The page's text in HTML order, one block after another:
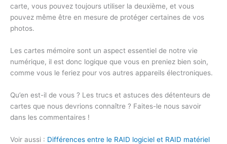
carte, vous pouvez toujours utiliser la deuxième, et vous
pouvez même être en mesure de protéger certaines de vos
photos.
Les cartes mémoire sont un aspect essentiel de notre vie
numérique, il est donc logique que vous en preniez bien soin,
comme vous le feriez pour vos autres appareils électroniques.
Qu’en est-il de vous ? Les trucs et astuces des détenteurs de
cartes que nous devrions connaître ? Faites-le nous savoir
dans les commentaires !
Voir aussi : Différences entre le RAID logiciel et RAID matériel